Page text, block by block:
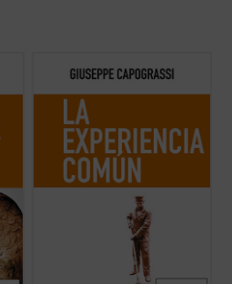
El protagonismo del individuo histórico y
concreto es una constante en la obra de
italiano indaga en las razones por las que
«la experiencia común y la riqueza que hay
en la acción, en la vida ...